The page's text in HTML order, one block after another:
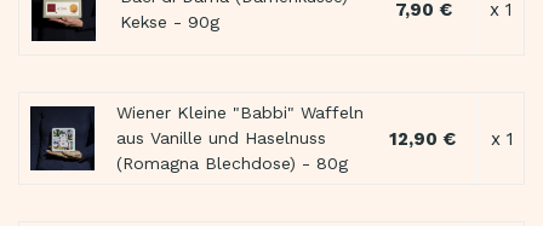
Kekse - 90g
7,90 € x 1
Wiener Kleine "Babbi" Waffeln
aus Vanille und Haselnuss
(Romagna Blechdose) - 80g
12,90 € x 1